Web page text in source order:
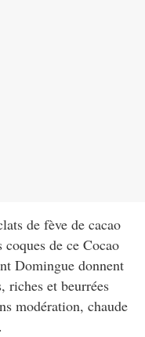
de fève de cacao
de ce Cocao
Domingue donnent
riches et beurrées
modération, chaude